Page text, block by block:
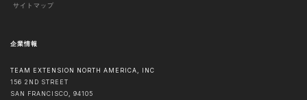
サイトマップ
企業情報
TEAM EXTENSION NORTH AMERICA, INC
156 2ND STREET
SAN FRANCISCO, 94105